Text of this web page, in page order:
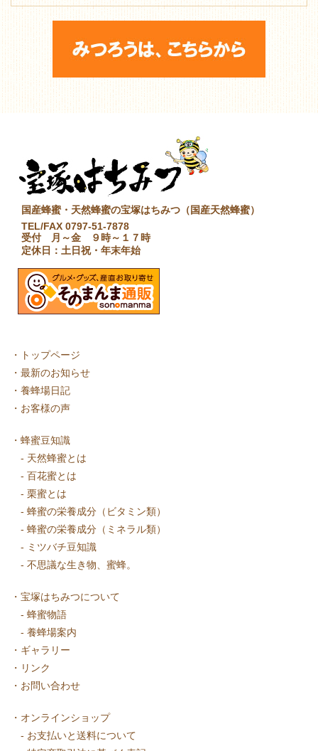
国産蜂蜜・天然蜂蜜の宝塚はちみつ（国産天然蜂蜜）
TEL/FAX 0797-51-7878
受付 月～金 ９時～１７時
定休日：土日祝・年末年始
・
トップページ
・ 最新のお知らせ
・ 養蜂場日記
・ お客様の声
・ 蜂蜜豆知識
- 天然蜂蜜とは
- 百花蜜とは
- 栗蜜とは
- 蜂蜜の栄養成分（ビタミン類）
- 蜂蜜の栄養成分（ミネラル類）
- ミツバチ豆知識
- 不思議な生き物、蜜蜂。
・ 宝塚はちみつについて
- 蜂蜜物語
- 養蜂場案内
・ ギャラリー
・ リンク
・ お問い合わせ
・ オンラインショップ
- お支払いと送料について